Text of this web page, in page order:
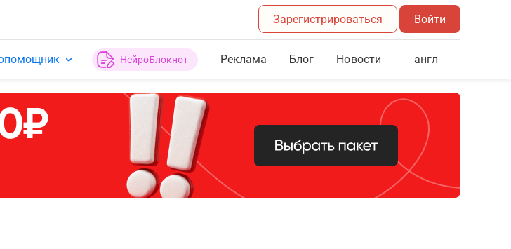
Зарегистрироваться Войти
НейроБлокнот Реклама Блог Новости англ